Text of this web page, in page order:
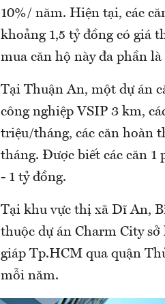
10%/ năm. Hiện tại, các
khoảng 1,5 tỷ đồng có giá
mua căn hộ này đa phần
Tại Thuận An, một dự án
công nghiệp VSIP 3 km,
triệu/tháng, các căn hoàn
tháng. Được biết các căn 1
- 1 tỷ đồng.
Tại khu vực thị xã Dĩ An,
thuộc dự án Charm City
giáp Tp.HCM qua quận
mỗi năm.